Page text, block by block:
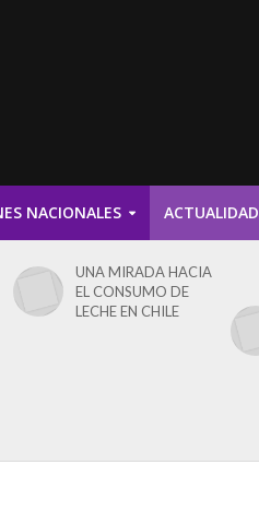
NACIONALES ACTUALIDAD
UNA MIRADA HACIA
EL CONSUMO DE
LECHE EN CHILE